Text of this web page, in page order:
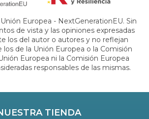
Europea - NextGenerationEU. Sin
de vista y las opiniones expresadas
los del autor o autores y no reflejan
de la Unión Europea o la Comisión
Europea ni la Comisión Europea
responsables de las mismas.
TIENDA